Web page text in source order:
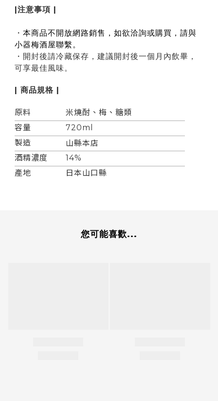
|注意事項 |
・ 本商品不開放網路銷售，如欲洽詢或購買，請與
小器梅酒屋聯繫。
・開封後請冷藏保存，建議開封後一個月內飲畢，
可享最佳風味。
| 商品規格 |
原料
米燒酎、梅、糖類
容量
720ml
製造
山縣本店
酒精濃度
14%
產地
日本山口縣
您可能喜歡...